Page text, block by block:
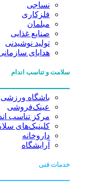
نساجی
فلزکاری
مبلمان
صنایع غذایی
تولید نوشیدنی
هدایای
سلامت و تناسب اندام
باشگاه ورزشی
عینک‌فروشی
مرکز تناسب
کلینیک‌های
داروخانه
آرایشگاه
خدمات فنی